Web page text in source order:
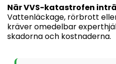
När VVS-katastrofen
Vattenläckage, rörbrott
kräver omedelbar
skadorna och kostnaderna.